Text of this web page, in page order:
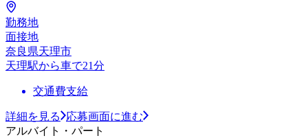
勤務地
面接地
奈良県天理市
天理駅から車で21分
交通費支給
詳細を見る
応募画面に進む
アルバイト・パート